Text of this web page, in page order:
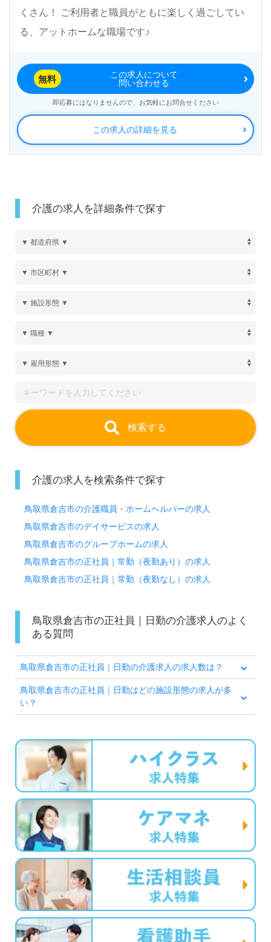
くさん！ ご利用者と職員がともに楽しく過ごしてい
る、アットホームな職場です♪
この求人の詳細を見る
無料
この求人について
問い合わせる
即応募にはなりませんので、お気軽にお問合せください
介護の求人を詳細条件で探す
検索する
介護の求人を検索条件で探す
鳥取県倉吉市の介護職員・ホームヘルパーの求人
鳥取県倉吉市のデイサービスの求人
鳥取県倉吉市のグループホームの求人
鳥取県倉吉市の正社員｜常勤（夜勤あり）の求人
鳥取県倉吉市の正社員｜常勤（夜勤なし）の求人
鳥取県倉吉市の正社員｜日勤の介護求人のよく
ある質問
鳥取県倉吉市の正社員｜日勤の介護求人の求人数は？
鳥取県倉吉市の正社員｜日勤はどの施設形態の求人が多
い？